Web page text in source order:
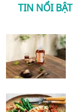
TIN NỔI BẬT